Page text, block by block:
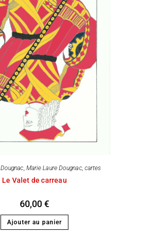
, Marie Laure Dougnac, cartes
Le Valet de carreau
60,00€
Ajouter au panier